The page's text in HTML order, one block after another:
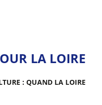
LA LOIRE
: QUAND LA LOIRE